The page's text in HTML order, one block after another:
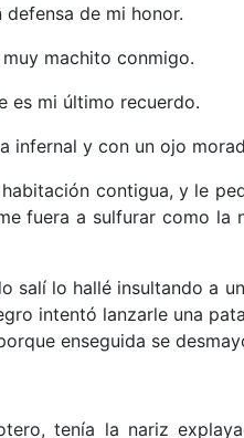
de mi honor.
machito conmigo.
es mi último recuerdo.
infernal y con un ojo
contigua, y le
fuera a sulfurar como la
salí lo hallé insultando a
intentó lanzarle una
enseguida se
tenía la nariz